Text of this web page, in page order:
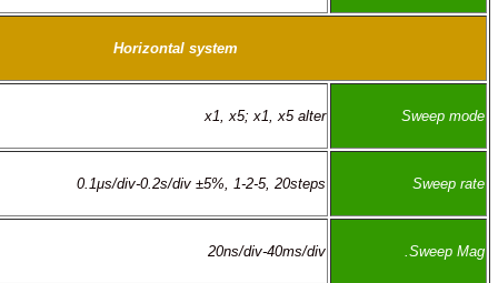
x1, x5; x1, x5 alter
0.1μs/div-0.2s/div ±5%, 1-2-5, 20steps
20ns/div-40ms/div